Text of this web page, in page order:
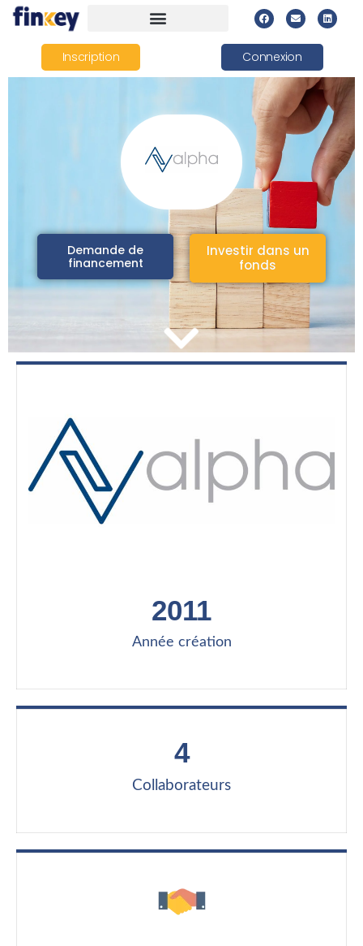
Inscription Connexion
Demande de
financement
Investir dans un
fonds
Année création
2011
Collaborateurs
4